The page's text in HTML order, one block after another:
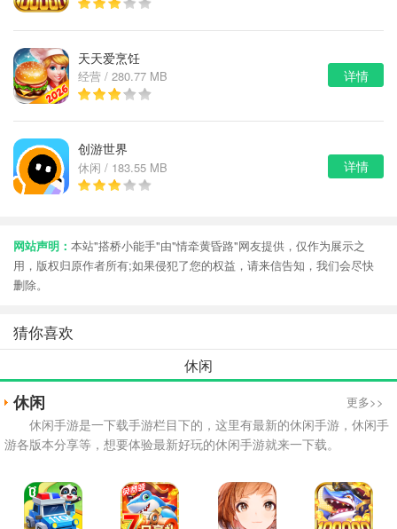
天天爱烹饪
经营 / 280.77 MB 详情
创游世界
休闲 / 183.55 MB 详情
网站声明： 本站"搭桥小能手"由"情牵黄昏路"网友提供，仅作为展示之
用，版权归原作者所有;如果侵犯了您的权益，请来信告知，我们会尽快
删除。
猜你喜欢
休闲
休闲 更多>>
休闲手游是一下载手游栏目下的，这里有最新的休闲手游，休闲手
游各版本分享等，想要体验最新好玩的休闲手游就来一下载。